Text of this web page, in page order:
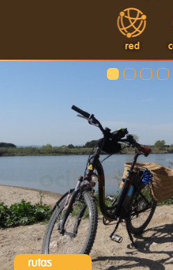
red
rutas